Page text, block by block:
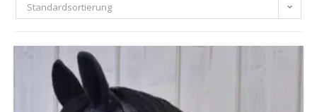
Standardsortierung